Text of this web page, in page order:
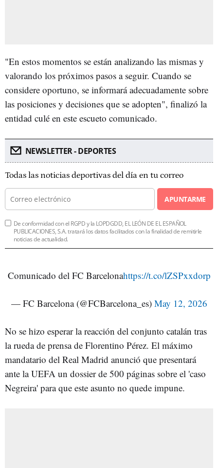
"En estos momentos se están analizando las mismas y
valorando los próximos pasos a seguir. Cuando se
considere oportuno, se informará adecuadamente sobre
las posiciones y decisiones que se adopten", finalizó la
entidad culé en este escueto comunicado.
NEWSLETTER - DEPORTES
Todas las noticias deportivas del día en tu correo
APUNTARME
De conformidad con el RGPD y la LOPDGDD, EL LEÓN DE EL ESPAÑOL
PUBLICACIONES, S.A. tratará los datos facilitados con la finalidad de remitirle
noticias de actualidad.
Comunicado del FC Barcelonahttps://t.co/lZSPxxdorp
— FC Barcelona (@FCBarcelona_es) May 12, 2026
No se hizo esperar la reacción del conjunto catalán tras
la rueda de prensa de Florentino Pérez. El máximo
mandatario del Real Madrid anunció que presentará
ante la UEFA un dossier de 500 páginas sobre el 'caso
Negreira' para que este asunto no quede impune.